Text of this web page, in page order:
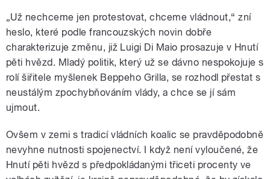
„Už nechceme jen protestovat, chceme vládnout,“ zní
heslo, které podle francouzských novin dobře
charakterizuje změnu, již Luigi Di Maio prosazuje v Hnutí
pěti hvězd. Mladý politik, který už se dávno nespokojuje s
rolí šiřitele myšlenek Beppeho Grilla, se rozhodl přestat s
neustálým zpochybňováním vlády, a chce se jí sám
ujmout.
Ovšem v zemi s tradicí vládních koalic se pravděpodobně
nevyhne nutnosti spojenectví. I když není vyloučené, že
Hnutí pěti hvězd s předpokládanými třiceti procenty ve